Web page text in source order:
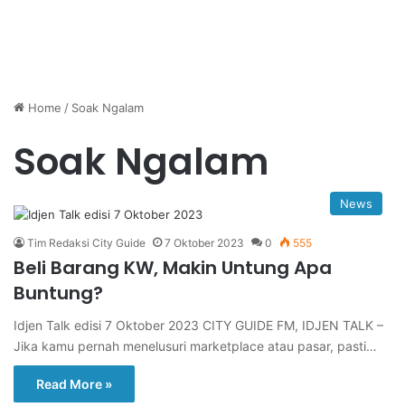
Home / Soak Ngalam
Soak Ngalam
News
Tim Redaksi City Guide 7 Oktober 2023 0 555
Beli Barang KW, Makin Untung Apa
Buntung?
Idjen Talk edisi 7 Oktober 2023 CITY GUIDE FM, IDJEN TALK –
Jika kamu pernah menelusuri marketplace atau pasar, pasti…
Read More »